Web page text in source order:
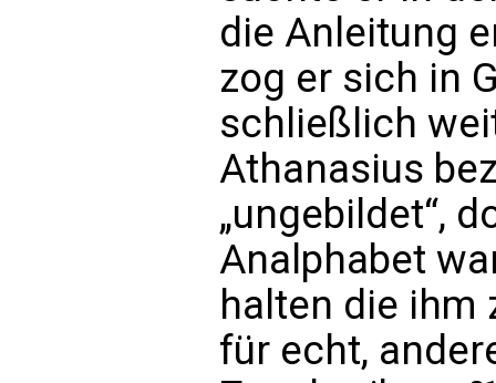
die Anleitung
zog er sich in
schließlich
Athanasius
„ungebildet“,
Analphabet
halten die ihm
für echt,